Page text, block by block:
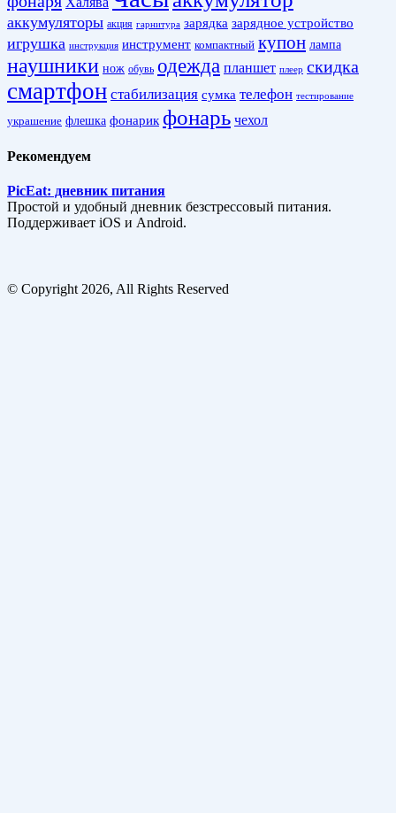
аккумуляторы акция гарнитура зарядка зарядное устройство
игрушка инструкция инструмент компактный купон лампа
наушники нож обувь одежда планшет плеер скидка
смартфон стабилизация сумка телефон тестирование
украшение флешка фонарик фонарь чехол
Рекомендуем
PicEat: дневник питания
Простой и удобный дневник безстрессовый питания.
Поддерживает iOS и Android.
© Copyright 2026, All Rights Reserved